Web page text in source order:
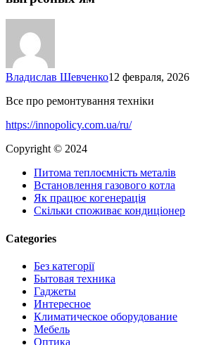
Владислав Шевченко12 февраля, 2026
Все про ремонтування техніки
https://innopolicy.com.ua/ru/
Copyright © 2024
Питома теплоємність металів
Встановлення газового котла
Як працює когенерація
Скільки споживає кондиціонер
Categories
Без категорії
Бытовая техника
Гаджеты
Интересное
Климатическое оборудование
Мебель
Оптика